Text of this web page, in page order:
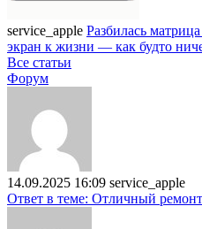
service_apple Разбилась
экран к жизни — как будто
Все статьи
Форум
14.09.2025 16:09 service_apple
Ответ в теме: Отличный